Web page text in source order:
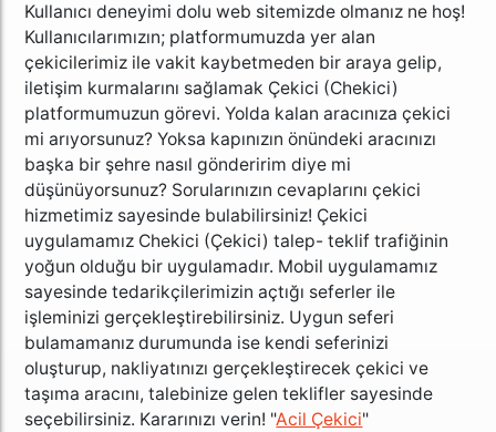
Kullanıcı deneyimi dolu web sitemizde olmanız ne hoş!
Kullanıcılarımızın; platformumuzda yer alan
çekicilerimiz ile vakit kaybetmeden bir araya gelip,
iletişim kurmalarını sağlamak Çekici (Chekici)
platformumuzun görevi. Yolda kalan aracınıza çekici
mi arıyorsunuz? Yoksa kapınızın önündeki aracınızı
başka bir şehre nasıl gönderirim diye mi
düşünüyorsunuz? Sorularınızın cevaplarını çekici
hizmetimiz sayesinde bulabilirsiniz! Çekici
uygulamamız Chekici (Çekici) talep- teklif trafiğinin
yoğun olduğu bir uygulamadır. Mobil uygulamamız
sayesinde tedarikçilerimizin açtığı seferler ile
işleminizi gerçekleştirebilirsiniz. Uygun seferi
bulamamanız durumunda ise kendi seferinizi
oluşturup, nakliyatınızı gerçekleştirecek çekici ve
taşıma aracını, talebinize gelen teklifler sayesinde
seçebilirsiniz. Kararınızı verin! "Acil Çekici"